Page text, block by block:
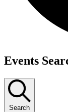
Events
Search